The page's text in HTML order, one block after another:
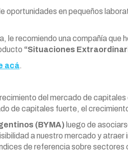
oportunidades en pequeños
le recomiendo una compañía que
“Situaciones
acá.
del mercado de
de capitales fuerte, el
(BYMA) luego de
a nuestro mercado y
de referencia sobre sectores